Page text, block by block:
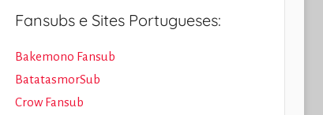
Fansubs e Sites Portugueses:
Bakemono Fansub
BatatasmorSub
Crow Fansub